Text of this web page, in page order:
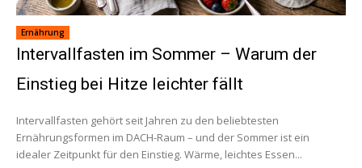
Ernährung
Intervallfasten im Sommer – Warum der
Einstieg bei Hitze leichter fällt
Intervallfasten gehört seit Jahren zu den beliebtesten
Ernährungsformen im DACH-Raum – und der Sommer ist ein
idealer Zeitpunkt für den Einstieg. Wärme, leichtes Essen...